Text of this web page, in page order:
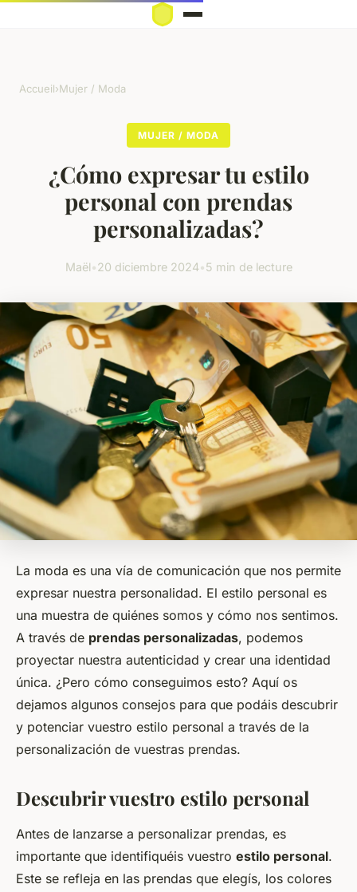
Accueil›Mujer / Moda
MUJER / MODA
¿Cómo expresar tu estilo
personal con prendas
personalizadas?
Maël•20 diciembre 2024•5 min de lecture
La moda es una vía de comunicación que nos permite
expresar nuestra personalidad. El estilo personal es
una muestra de quiénes somos y cómo nos sentimos.
A través de prendas personalizadas, podemos
proyectar nuestra autenticidad y crear una identidad
única. ¿Pero cómo conseguimos esto? Aquí os
dejamos algunos consejos para que podáis descubrir
y potenciar vuestro estilo personal a través de la
personalización de vuestras prendas.
Descubrir vuestro estilo personal
Antes de lanzarse a personalizar prendas, es
importante que identifiquéis vuestro estilo personal.
Este se refleja en las prendas que elegís, los colores